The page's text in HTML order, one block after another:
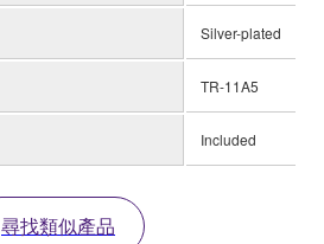
Silver-plated
TR-11A5
Included
尋找類似產品